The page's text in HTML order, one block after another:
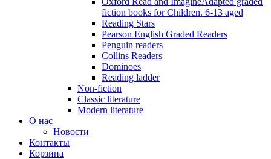
fiction books for Children. 6-13 aged
Reading Stars
Pearson English Graded Readers
Penguin readers
Collins Readers
Dominoes
Reading ladder
Non-fiction
Classic literature
Modern literature
О нас
Новости
Контакты
Корзина